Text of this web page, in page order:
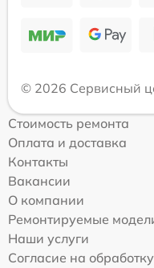
© 2026 Сервисный
Стоимость ремонта
Оплата и доставка
Контакты
Вакансии
О компании
Ремонтируемые
Наши услуги
Согласие на